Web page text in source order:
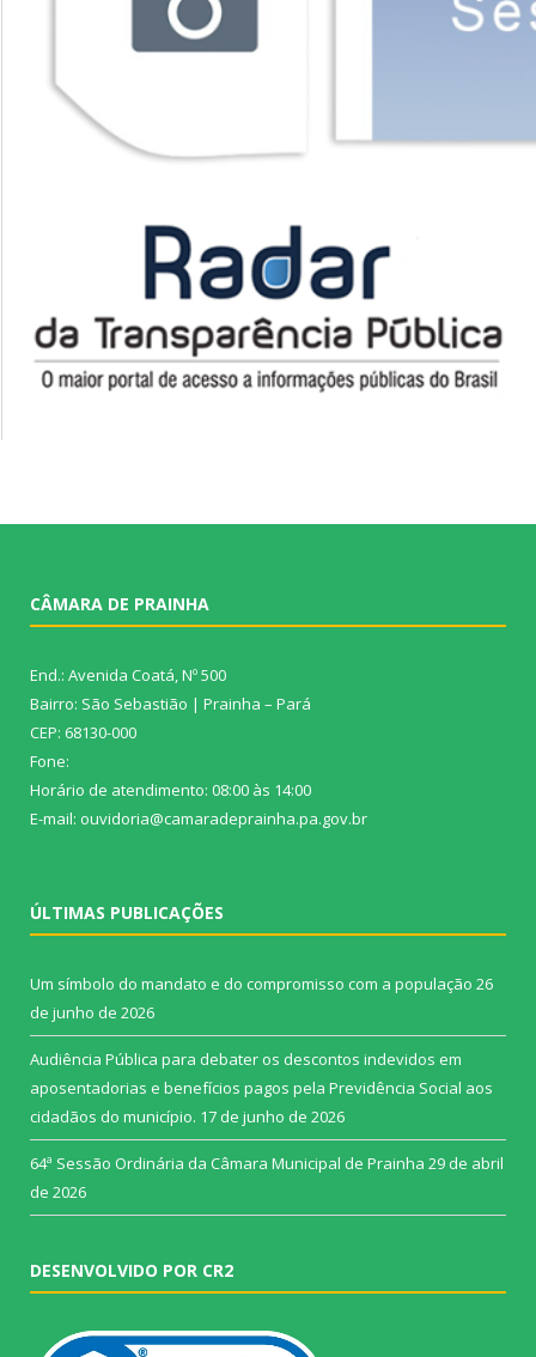
CÂMARA DE PRAINHA
End.: Avenida Coatá, Nº 500
Bairro: São Sebastião | Prainha – Pará
CEP: 68130-000
Fone:
Horário de atendimento: 08:00 às 14:00
E-mail: ouvidoria@camaradeprainha.pa.gov.br
ÚLTIMAS PUBLICAÇÕES
Um símbolo do mandato e do compromisso com a população 26
de junho de 2026
Audiência Pública para debater os descontos indevidos em
aposentadorias e benefícios pagos pela Previdência Social aos
cidadãos do município. 17 de junho de 2026
64ª Sessão Ordinária da Câmara Municipal de Prainha 29 de abril
de 2026
DESENVOLVIDO POR CR2